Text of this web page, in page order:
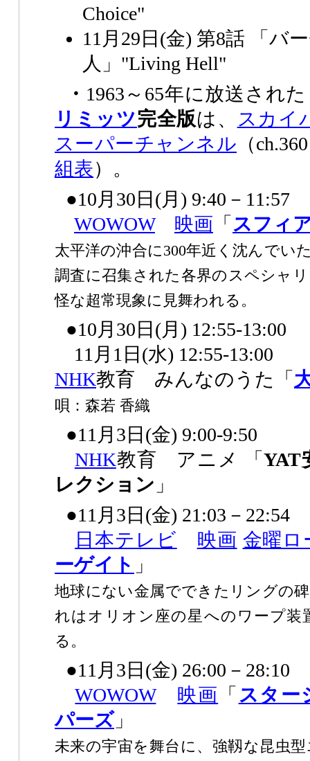
Choice"
11月29日(金) 第8話 「バ
人」"Living Hell"
・ 1963～65年に放送され
リミッツ完全版は、
スカイ
スーパーチャンネル （
組表）。
●10月30日(月) 9:40－11:57
WOWOW
映画 「 スフィ
太平洋の沖合に300年近く沈んでい
調査に召集された各界のスペシャ
怪な超常現象に見舞われる。
●10月30日(月) 12:55-13:00
11月1日(水) 12:55-13:00
NHK教育 みんなのうた「
唄：森若 香織
●11月3日(金) 9:00-9:50
NHK教育 アニメ 「YAT
レクション 」
●11月3日(金) 21:03－22:54
日本テレビ
映画 金曜ロ
ーゲイト 」
地球にない金属でできたリングの
れはオリオン座の星へのワープ装
る。
●11月3日(金) 26:00－28:10
WOWOW
映画 「 スター
パーズ」
未来の宇宙を舞台に、強靱な昆虫